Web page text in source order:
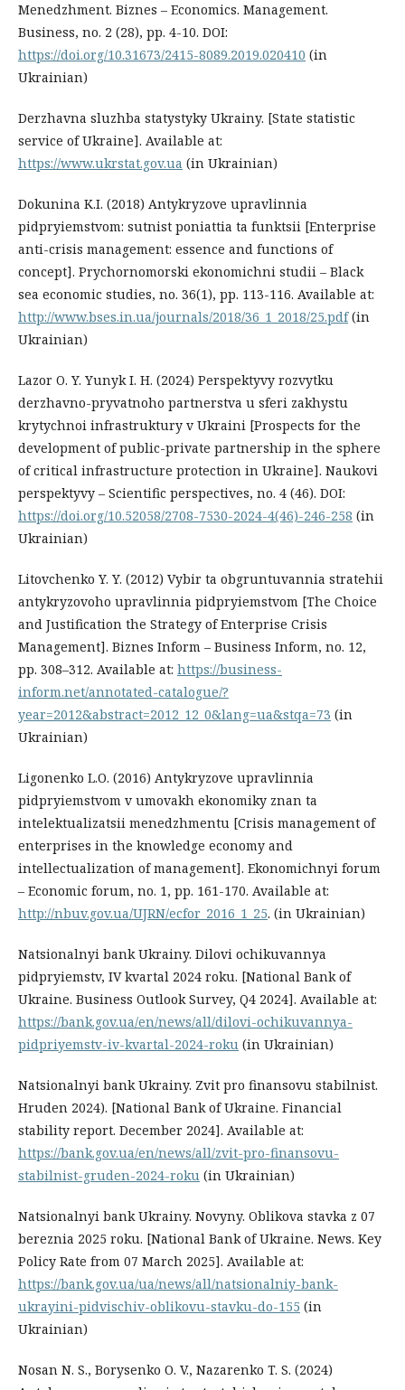
Menedzhment. Biznes – Economics. Management.
Business, no. 2 (28), pp. 4-10. DOI:
https://doi.org/10.31673/2415-8089.2019.020410 (in
Ukrainian)
Derzhavna sluzhba statystyky Ukrainy. [State statistic
service of Ukraine]. Available at:
https://www.ukrstat.gov.ua (in Ukrainian)
Dokunina K.I. (2018) Antykryzove upravlinnia
pidpryiemstvom: sutnist poniattia ta funktsii [Enterprise
anti-crisis management: essence and functions of
concept]. Prychornomorski ekonomichni studii – Black
sea economic studies, no. 36(1), pp. 113-116. Available at:
http://www.bses.in.ua/journals/2018/36_1_2018/25.pdf(in
Ukrainian)
Lazor O. Y. Yunyk I. H. (2024) Perspektyvy rozvytku
derzhavno-pryvatnoho partnerstva u sferi zakhystu
krytychnoi infrastruktury v Ukraini [Prospects for the
development of public-private partnership in the sphere
of critical infrastructure protection in Ukraine]. Naukovi
perspektyvy – Scientific perspectives, no. 4 (46). DOI:
https://doi.org/10.52058/2708-7530-2024-4(46)-246-258 (in
Ukrainian)
Litovchenko Y. Y. (2012) Vybir ta obgruntuvannia stratehii
antykryzovoho upravlinnia pidpryiemstvom [The Choice
and Justification the Strategy of Enterprise Crisis
Management]. Biznes Inform – Business Inform, no. 12,
pp. 308–312. Available at: https://business-
inform.net/annotated-catalogue/?
year=2012&abstract=2012_12_0&lang=ua&stqa=73 (in
Ukrainian)
Ligonenko L.О. (2016) Antykryzove upravlinnia
pidpryiemstvom v umovakh ekonomiky znan ta
intelektualizatsii menedzhmentu [Crisis management of
enterprises in the knowledge economy and
intellectualization of management]. Ekonomichnyi forum
– Economic forum, no. 1, pp. 161-170. Available at:
http://nbuv.gov.ua/UJRN/ecfor_2016_1_25. (in Ukrainian)
Natsionalnyi bank Ukrainy. Dilovi ochikuvannya
pidpryiemstv, IV kvartal 2024 roku. [National Bank of
Ukraine. Business Outlook Survey, Q4 2024]. Available at:
https://bank.gov.ua/en/news/all/dilovi-ochikuvannya-
pidpriyemstv-iv-kvartal-2024-roku (in Ukrainian)
Natsionalnyi bank Ukrainy. Zvit pro finansovu stabilnist.
Hruden 2024). [National Bank of Ukraine. Financial
stability report. December 2024]. Available at:
https://bank.gov.ua/en/news/all/zvit-pro-finansovu-
stabilnist-gruden-2024-roku (in Ukrainian)
Natsionalnyi bank Ukrainy. Novyny. Oblikova stavka z 07
bereznia 2025 roku. [National Bank of Ukraine. News. Key
Policy Rate from 07 March 2025]. Available at:
https://bank.gov.ua/ua/news/all/natsionalniy-bank-
ukrayini-pidvischiv-oblikovu-stavku-do-155 (in
Ukrainian)
Nosan N. S., Borysenko О. V., Nazarenko T. S. (2024)